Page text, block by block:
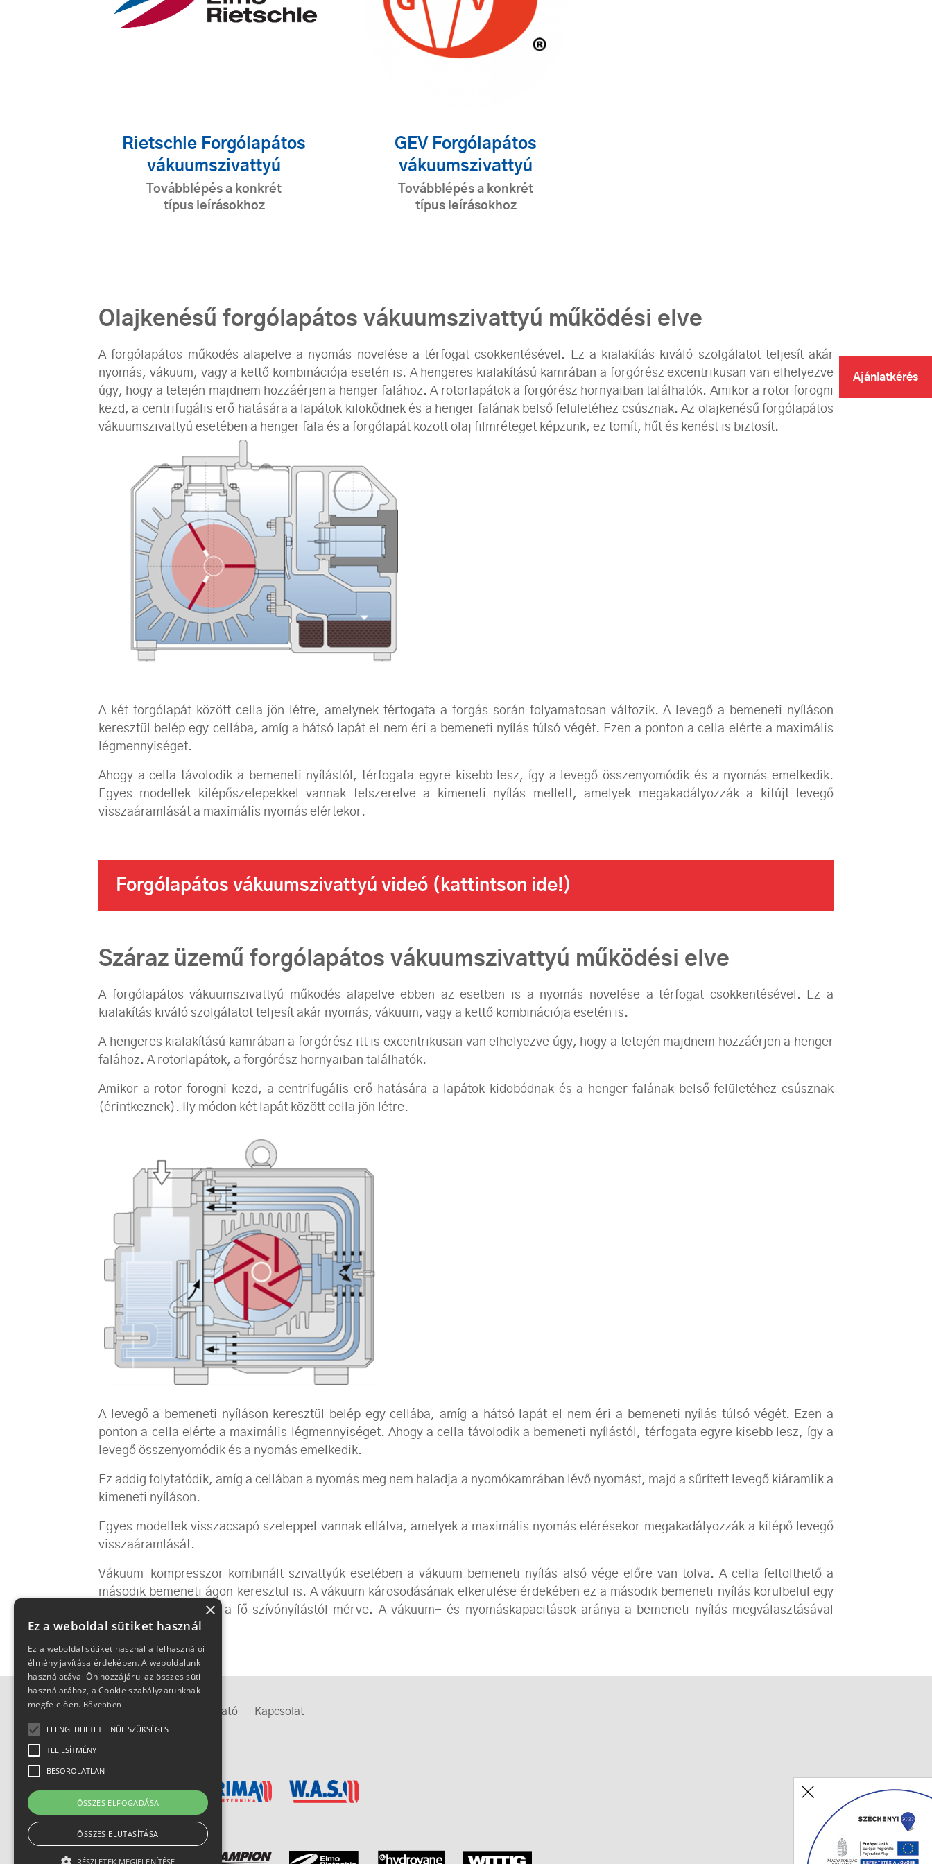
Rietschle Forgólapátos
vákuumszivattyú
Továbblépés a konkrét
típus leírásokhoz
GEV Forgólapátos
vákuumszivattyú
Továbblépés a konkrét
típus leírásokhoz
Olajkenésű forgólapátos vákuumszivattyú működési elve
A forgólapátos működés alapelve a nyomás növelése a térfogat csökkentésével. Ez a kialakítás kiváló szolgálatot teljesít akár
nyomás, vákuum, vagy a kettő kombinációja esetén is. A hengeres kialakítású kamrában a forgórész excentrikusan van elhelyezve
úgy, hogy a tetején majdnem hozzáérjen a henger falához. A rotorlapátok a forgórész hornyaiban találhatók. Amikor a rotor forogni
kezd, a centrifugális erő hatására a lapátok kilökődnek és a henger falának belső felületéhez csúsznak. Az olajkenésű forgólapátos
vákuumszivattyú esetében a henger fala és a forgólapát között olaj filmréteget képzünk, ez tömít, hűt és kenést is biztosít.
A két forgólapát között cella jön létre, amelynek térfogata a forgás során folyamatosan változik. A levegő a bemeneti nyíláson
keresztül belép egy cellába, amíg a hátsó lapát el nem éri a bemeneti nyílás túlsó végét. Ezen a ponton a cella elérte a maximális
légmennyiséget.
Ahogy a cella távolodik a bemeneti nyílástól, térfogata egyre kisebb lesz, így a levegő összenyomódik és a nyomás emelkedik.
Egyes modellek kilépőszelepekkel vannak felszerelve a kimeneti nyílás mellett, amelyek megakadályozzák a kifújt levegő
visszaáramlását a maximális nyomás elértekor.
Forgólapátos vákuumszivattyú videó (kattintson ide!)
Száraz üzemű forgólapátos vákuumszivattyú működési elve
A forgólapátos vákuumszivattyú működés alapelve ebben az esetben is a nyomás növelése a térfogat csökkentésével. Ez a
kialakítás kiváló szolgálatot teljesít akár nyomás, vákuum, vagy a kettő kombinációja esetén is.
A hengeres kialakítású kamrában a forgórész itt is excentrikusan van elhelyezve úgy, hogy a tetején majdnem hozzáérjen a henger
falához. A rotorlapátok, a forgórész hornyaiban találhatók.
Amikor a rotor forogni kezd, a centrifugális erő hatására a lapátok kidobódnak és a henger falának belső felületéhez csúsznak
(érintkeznek). Ily módon két lapát között cella jön létre.
A levegő a bemeneti nyíláson keresztül belép egy cellába, amíg a hátsó lapát el nem éri a bemeneti nyílás túlsó végét. Ezen a
ponton a cella elérte a maximális légmennyiséget. Ahogy a cella távolodik a bemeneti nyílástól, térfogata egyre kisebb lesz, így a
levegő összenyomódik és a nyomás emelkedik.
Ez addig folytatódik, amíg a cellában a nyomás meg nem haladja a nyomókamrában lévő nyomást, majd a sűrített levegő kiáramlik a
kimeneti nyíláson.
Egyes modellek visszacsapó szeleppel vannak ellátva, amelyek a maximális nyomás elérésekor megakadályozzák a kilépő levegő
visszaáramlását.
Vákuum-kompresszor kombinált szivattyúk esetében a vákuum bemeneti nyílás alsó vége előre van tolva. A cella feltölthető a
második bemeneti ágon keresztül is. A vákuum károsodásának elkerülése érdekében ez a második bemeneti nyílás körülbelül egy
cellaszegmensre van a fő szívónyílástól mérve. A vákuum- és nyomáskapacitások aránya a bemeneti nyílás megválasztásával
befolyásolható.
Megközelítés Adatkezelési tájékoztató Kapcsolat
IMEX-csoport
Ajánlatkérés
×
Ez a weboldal sütiket használ
Ez a weboldal sütiket használ a felhasználói
élmény javítása érdekében. A weboldalunk
használatával Ön hozzájárul az összes süti
használatához, a Cookie szabályzatunknak
megfelelően. Bővebben
ELENGEDHETETLENÜL SZÜKSÉGES
TELJESÍTMÉNY
BESOROLATLAN
ÖSSZES ELFOGADÁSA
ÖSSZES ELUTASÍTÁSA
RÉSZLETEK MEGJELENÍTÉSE